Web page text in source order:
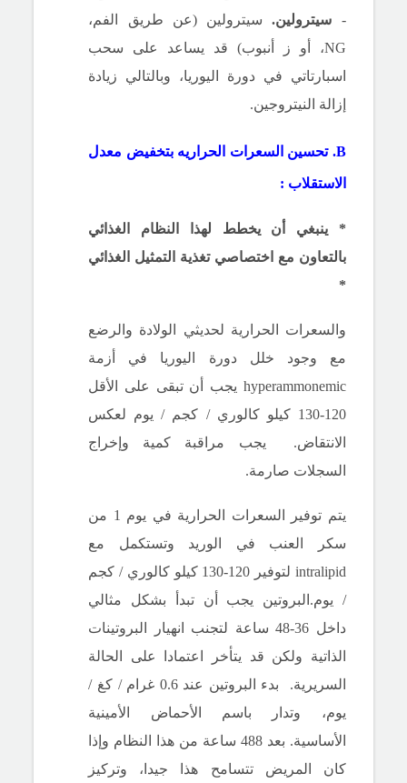
-
سيترولين.
سيترولين (عن طريق الفم،
NG، أو ز أنبوب) قد يساعد على سحب
اسبارتاتي في دورة اليوريا، وبالتالي زيادة
إزالة النيتروجين.
B. تحسين السعرات الحراريه بتخفيض معدل
الاستقلاب :
* ينبغي أن يخطط لهذ ا النظام الغذائي
بالتعاون مع اختصاصي تغذية التمثيل الغذائي
*
والسعرات الحرارية لحديثي الولادة والرضع
مع وجود خلل دورة اليوريا في أزمة
hyperammonemic يجب أن تبقى على الأقل
120-130 كيلو كالوري / كجم / يوم لعكس
الانتقاض.
يجب مراقبة كمية وإخراج
السجلات صارمة.
يتم توفير السعرات الحرارية في يوم 1 من
سكر العنب في الوريد وتستكمل مع
intralipid لتوفير 120-130 كيلو كالوري / كجم
/ يوم.البروتين يجب أن تبدأ بشكل مثالي
داخل 36-48 ساعة لتجنب انهيار البروتينات
الذاتية ولكن قد يتأخر اعتمادا على الحالة
السريرية.
بدء البروتين عند 0.6 غرام / كغ /
يوم، وتدار باسم الأحماض الأمينية
الأساسية.
بعد 488 ساعة من هذا النظام وإذا
كان المريض تتسامح هذا جيدا، وتركيز